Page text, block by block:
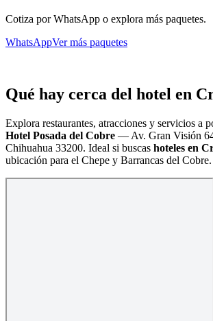
Cotiza por WhatsApp o explora más paquetes.
WhatsAppVer más paquetes
Qué hay cerca del hotel en
Explora restaurantes, atracciones y servicios a
Hotel Posada del Cobre — Av. Gran Visión
Chihuahua 33200. Ideal si buscas hoteles en
ubicación para el Chepe y Barrancas del Cobre.